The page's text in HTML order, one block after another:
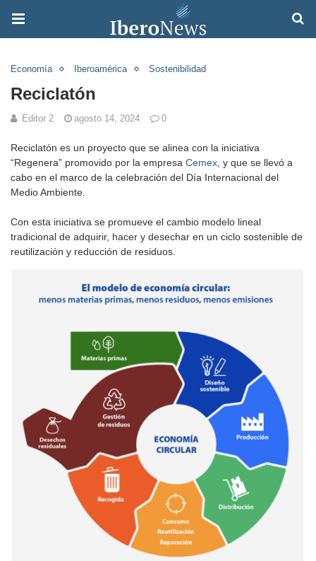
Economía Iberoamérica Sostenibilidad
Reciclatón
Editor 2 agosto 14, 2024 0
Reciclatón es un proyecto que se alinea con la iniciativa
“Regenera” promovido por la empresa Cemex , y que se llevó a
cabo en el marco de la celebración del Día Internacional del
Medio Ambiente.
Con esta iniciativa se promueve el cambio modelo lineal
tradicional de adquirir, hacer y desechar en un ciclo sostenible de
reutilización y reducción de residuos.